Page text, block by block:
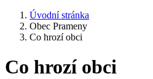
Úvodní stránka
Obec Prameny
Co hrozí obci
Co hrozí obci